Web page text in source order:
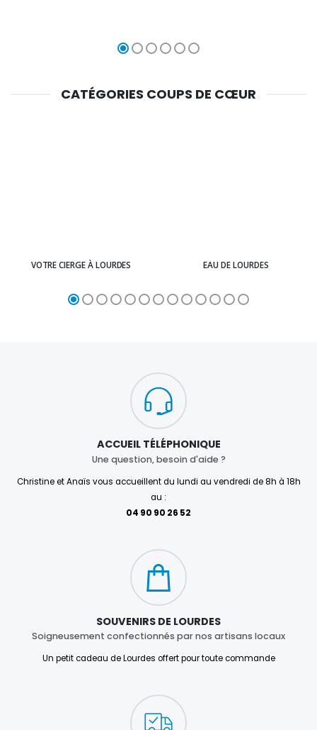
CATÉGORIES COUPS DE CŒUR
VOTRE CIERGE À LOURDES EAU DE LOURDES
ACCUEIL TÉLÉPHONIQUE
Une question, besoin d'aide ?
Christine et Anaïs vous accueillent du lundi au vendredi de 8h à 18h
au :
04 90 90 26 52
SOUVENIRS DE LOURDES
Soigneusement confectionnés par nos artisans locaux
Un petit cadeau de Lourdes offert pour toute commande